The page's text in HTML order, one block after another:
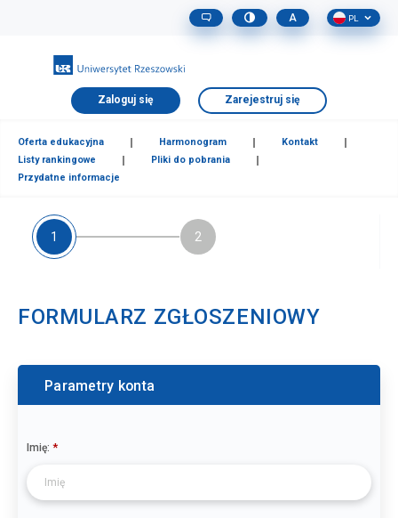
A PL
Zaloguj się
Oferta edukacyjna Harmonogram
Kontakt
Listy rankingowe
Pliki do pobrania
Przydatne informacje
1 2
FORMULARZ ZGŁOSZENIOWY
Parametry konta
Imię: